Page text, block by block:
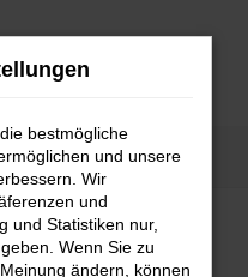
bestmögliche
und unsere
Wir
und
und Statistiken nur,
Wenn Sie zu
ändern, können